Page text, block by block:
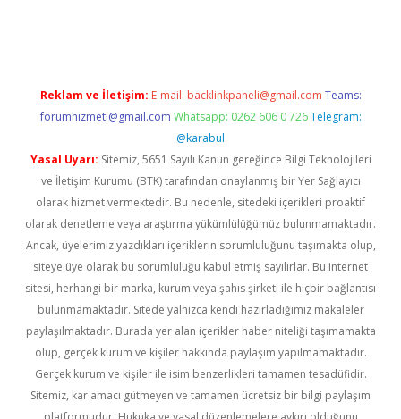
Reklam ve İletişim: E-mail: backlinkpaneli@gmail.com Teams:
forumhizmeti@gmail.com Whatsapp: 0262 606 0 726 Telegram:
@karabul
Yasal Uyarı: Sitemiz, 5651 Sayılı Kanun gereğince Bilgi Teknolojileri
ve İletişim Kurumu (BTK) tarafından onaylanmış bir Yer Sağlayıcı
olarak hizmet vermektedir. Bu nedenle, sitedeki içerikleri proaktif
olarak denetleme veya araştırma yükümlülüğümüz bulunmamaktadır.
Ancak, üyelerimiz yazdıkları içeriklerin sorumluluğunu taşımakta olup,
siteye üye olarak bu sorumluluğu kabul etmiş sayılırlar. Bu internet
sitesi, herhangi bir marka, kurum veya şahıs şirketi ile hiçbir bağlantısı
bulunmamaktadır. Sitede yalnızca kendi hazırladığımız makaleler
paylaşılmaktadır. Burada yer alan içerikler haber niteliği taşımamakta
olup, gerçek kurum ve kişiler hakkında paylaşım yapılmamaktadır.
Gerçek kurum ve kişiler ile isim benzerlikleri tamamen tesadüfidir.
Sitemiz, kar amacı gütmeyen ve tamamen ücretsiz bir bilgi paylaşım